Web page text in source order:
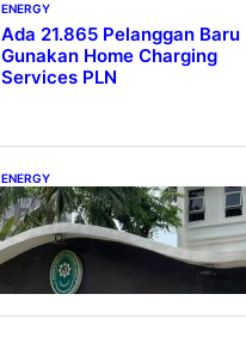
ENERGY
Ada 21.865 Pelanggan Baru
Gunakan Home Charging
Services PLN
ENERGY
Koalisi Bersihkan Indonesia
Ajukan Banding atas
Putusan Gugatan RUPTL